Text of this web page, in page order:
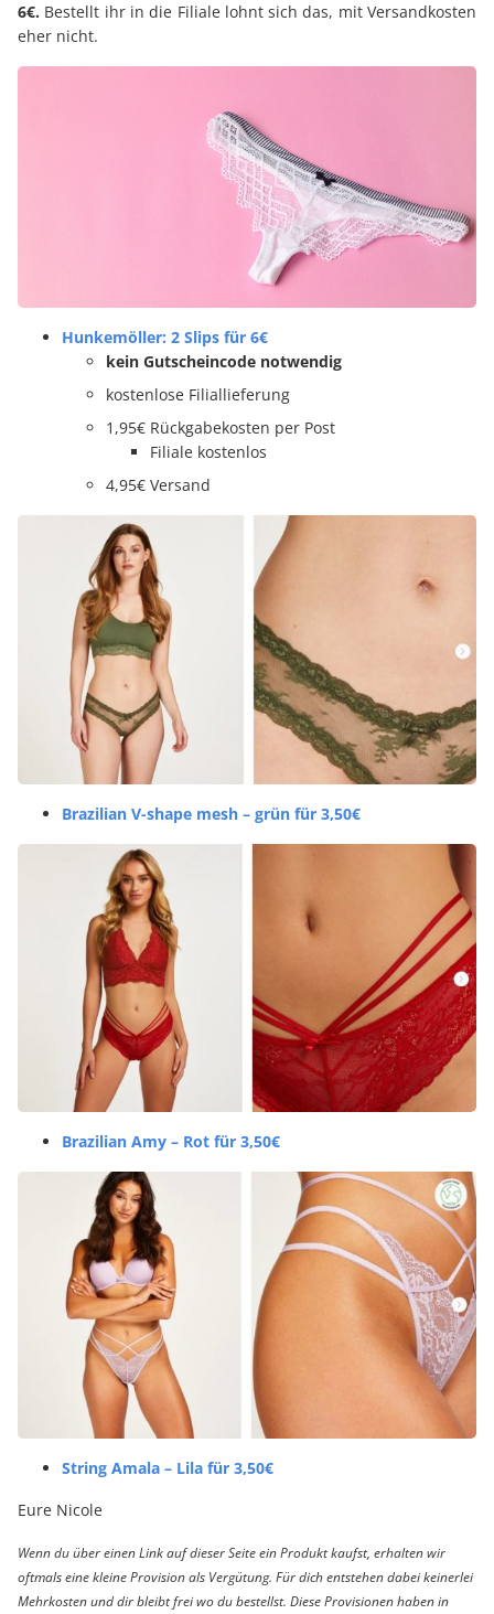
6€. Bestellt ihr in die Filiale lohnt sich das, mit Versandkosten
eher nicht.
Hunkemöller: 2 Slips für 6€
kein Gutscheincode notwendig
kostenlose Filiallieferung
1,95€ Rückgabekosten per Post
Filiale kostenlos
4,95€ Versand
Brazilian V-shape mesh – grün für 3,50€
Brazilian Amy – Rot für 3,50€
String Amala – Lila für 3,50€
Eure Nicole
Wenn du über einen Link auf dieser Seite ein Produkt kaufst, erhalten wir
oftmals eine kleine Provision als Vergütung. Für dich entstehen dabei keinerlei
Mehrkosten und dir bleibt frei wo du bestellst. Diese Provisionen haben in